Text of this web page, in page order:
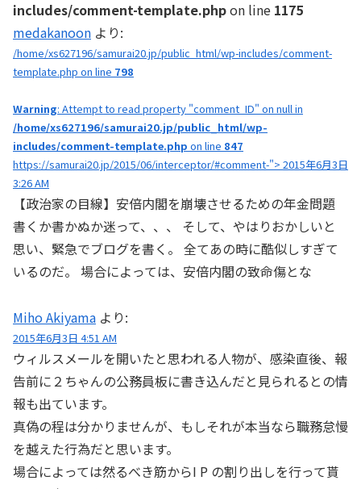
includes/comment-template.phpon line 1175
medakanoon より:
/home/xs627196/samurai20.jp/public_html/wp-includes/comment-
template.php on line 798
Warning: Attempt to read property "comment_ID" on null in
/home/xs627196/samurai20.jp/public_html/wp-
includes/comment-template.php on line 847
https://samurai20.jp/2015/06/interceptor/#comment-"> 2015年6月3日
3:26 AM
【政治家の目線】安倍内閣を崩壊させるための年金問題
書くか書かぬか迷って、、、 そして、やはりおかしいと
思い、緊急でブログを書く。 全てあの時に酷似しすぎて
いるのだ。 場合によっては、安倍内閣の致命傷とな
Miho Akiyama より:
2015年6月3日 4:51 AM
ウィルスメールを開いたと思われる人物が、感染直後、報
告前に２ちゃんの公務員板に書き込んだと見られるとの情
報も出ています。
真偽の程は分かりませんが、もしそれが本当なら職務怠慢
を越えた行為だと思います。
場合によっては然るべき筋からI P の割り出しを行って貰